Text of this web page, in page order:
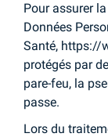
Pour assurer
Données
Santé, https://
protégés par
pare-feu, la
passe.
Lors du